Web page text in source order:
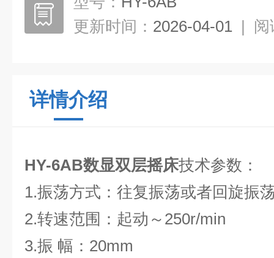
更新时间： 2026-04-01 | 阅
详情介绍
HY-6AB数显双层摇床技术参数：
1.振荡方式：往复振荡或者回旋振
2.转速范围：起动～250r/min
3.振 幅：20mm